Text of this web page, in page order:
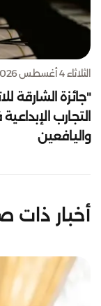
الثلاثاء 4 أغسطس 2026
"جائزة الشارقة
التجارب
واليافعين
أخبار ذات